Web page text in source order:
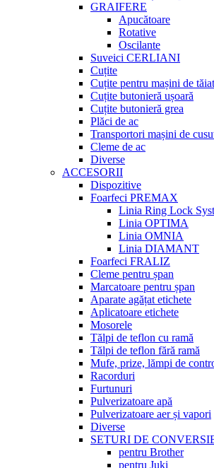
GRAIFERE
Apucătoare
Rotative
Oscilante
Suveici CERLIANI
Cuțite
Cuțite pentru mașini de tăiat
Cuțite butonieră ușoară
Cuțite butonieră grea
Plăci de ac
Transportori mașini de
Cleme de ac
Diverse
ACCESORII
Dispozitive
Foarfeci PREMAX
Linia Ring Lock
Linia OPTIMA
Linia OMNIA
Linia DIAMANT
Foarfeci FRALIZ
Cleme pentru șpan
Marcatoare pentru șpan
Aparate agățat etichete
Aplicatoare etichete
Mosorele
Tălpi de teflon cu ramă
Tălpi de teflon fără ramă
Mufe, prize, lămpi de
Racorduri
Furtunuri
Pulverizatoare apă
Pulverizatoare aer și vapori
Diverse
SETURI DE
pentru Brother
pentru Juki